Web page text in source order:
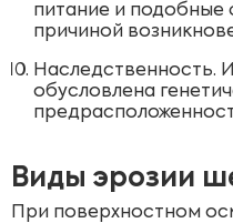
питание и подобные
причиной
Наследственность.
обусловлена
Виды эрозии
При поверхностном